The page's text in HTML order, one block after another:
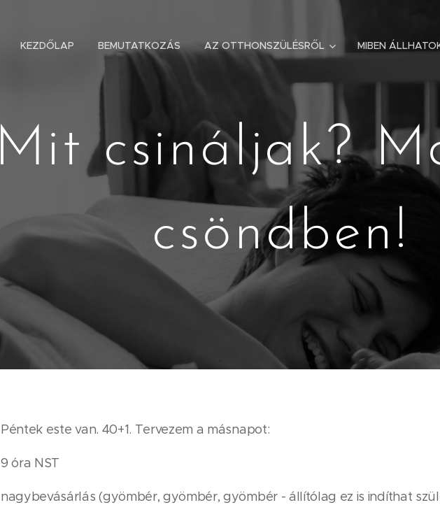
KEZDŐLAP BEMUTATKOZÁS AZ OTTHONSZÜLÉSRŐL MIBEN
Mit csináljak?
csöndben!
Péntek este van. 40+1. Tervezem a másnapot:
9 óra NST
nagybevásárlás (gyömbér, gyömbér, gyömbér - állítólag ez is indíthat